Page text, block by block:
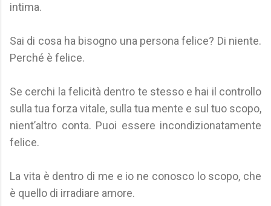
intima.
Sai di cosa ha bisogno una persona felice? Di niente.
Perché è felice.
Se cerchi la felicità dentro te stesso e hai il controllo
sulla tua forza vitale, sulla tua mente e sul tuo scopo,
nient’altro conta. Puoi essere incondizionatamente
felice.
La vita è dentro di me e io ne conosco lo scopo, che
è quello di irradiare amore.